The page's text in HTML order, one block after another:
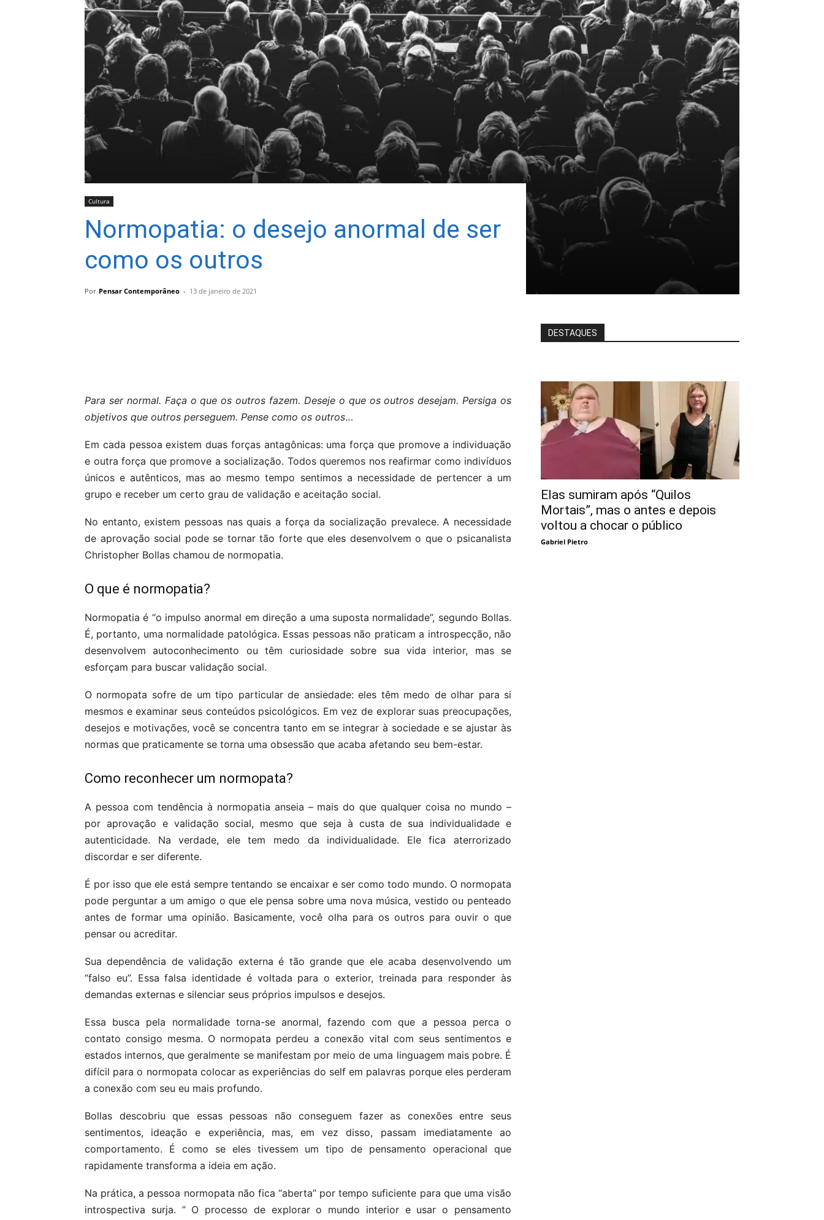
Cultura
Normopatia: o desejo anormal de ser
como os outros
Por Pensar Contemporâneo - 13 de janeiro de 2021
Para ser normal. Faça o que os outros fazem. Deseje o que os outros desejam. Persiga os
objetivos que outros perseguem. Pense como os outros…
Em cada pessoa existem duas forças antagônicas: uma força que promove a individuação
e outra força que promove a socialização. Todos queremos nos reafirmar como indivíduos
únicos e autênticos, mas ao mesmo tempo sentimos a necessidade de pertencer a um
grupo e receber um certo grau de validação e aceitação social.
No entanto, existem pessoas nas quais a força da socialização prevalece. A necessidade
de aprovação social pode se tornar tão forte que eles desenvolvem o que o psicanalista
Christopher Bollas chamou de normopatia.
O que é normopatia?
Normopatia é “o impulso anormal em direção a uma suposta normalidade”, segundo Bollas.
É, portanto, uma normalidade patológica. Essas pessoas não praticam a introspecção, não
desenvolvem autoconhecimento ou têm curiosidade sobre sua vida interior, mas se
esforçam para buscar validação social.
O normopata sofre de um tipo particular de ansiedade: eles têm medo de olhar para si
mesmos e examinar seus conteúdos psicológicos. Em vez de explorar suas preocupações,
desejos e motivações, você se concentra tanto em se integrar à sociedade e se ajustar às
normas que praticamente se torna uma obsessão que acaba afetando seu bem-estar.
Como reconhecer um normopata?
A pessoa com tendência à normopatia anseia – mais do que qualquer coisa no mundo –
por aprovação e validação social, mesmo que seja à custa de sua individualidade e
autenticidade. Na verdade, ele tem medo da individualidade. Ele fica aterrorizado
discordar e ser diferente.
É por isso que ele está sempre tentando se encaixar e ser como todo mundo. O normopata
pode perguntar a um amigo o que ele pensa sobre uma nova música, vestido ou penteado
antes de formar uma opinião. Basicamente, você olha para os outros para ouvir o que
pensar ou acreditar.
Sua dependência de validação externa é tão grande que ele acaba desenvolvendo um
“falso eu”. Essa falsa identidade é voltada para o exterior, treinada para responder às
demandas externas e silenciar seus próprios impulsos e desejos.
Essa busca pela normalidade torna-se anormal, fazendo com que a pessoa perca o
contato consigo mesma. O normopata perdeu a conexão vital com seus sentimentos e
estados internos, que geralmente se manifestam por meio de uma linguagem mais pobre. É
difícil para o normopata colocar as experiências do self em palavras porque eles perderam
a conexão com seu eu mais profundo.
Bollas descobriu que essas pessoas não conseguem fazer as conexões entre seus
sentimentos, ideação e experiência, mas, em vez disso, passam imediatamente ao
comportamento. É como se eles tivessem um tipo de pensamento operacional que
rapidamente transforma a ideia em ação.
Na prática, a pessoa normopata não fica “aberta” por tempo suficiente para que uma visão
introspectiva surja. ” O processo de explorar o mundo interior e usar o pensamento
DESTAQUES
Elas sumiram após “Quilos
Mortais”, mas o antes e depois
voltou a chocar o público
Gabriel Pietro